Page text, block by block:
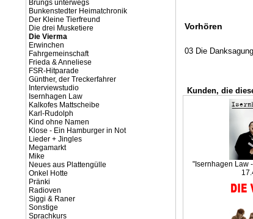
Brungs unterwegs
Bunkenstedter Heimatchronik
Der Kleine Tierfreund
Die drei Musketiere
Die Vierma
Erwinchen
Fahrgemeinschaft
Frieda & Anneliese
FSR-Hitparade
Günther, der Treckerfahrer
Interviewstudio
Isernhagen Law
Kalkofes Mattscheibe
Karl-Rudolph
Kind ohne Namen
Klose - Ein Hamburger in Not
Lieder + Jingles
Megamarkt
Mike
Neues aus Plattengülle
Onkel Hotte
Pränki
Radioven
Siggi & Raner
Sonstige
Sprachkurs
Vorhören
03 Die Danksagung
Kunden, die
"Isernhagen Law